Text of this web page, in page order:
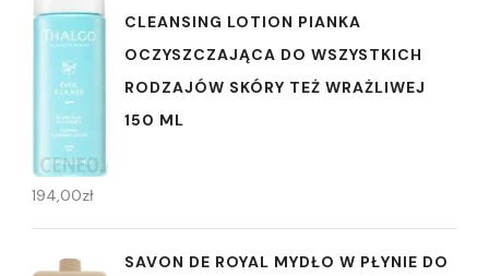
CLEANSING LOTION PIANKA
OCZYSZCZAJĄCA DO WSZYSTKICH
RODZAJÓW SKÓRY TEŻ WRAŻLIWEJ
150 ML
194,00zł
SAVON DE ROYAL MYDŁO W PŁYNIE DO